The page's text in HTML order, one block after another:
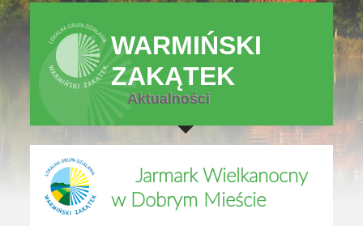
WARMIŃSKI
ZAKĄTEK
Aktualności
Jarmark Wielkanocny
w Dobrym Mieście